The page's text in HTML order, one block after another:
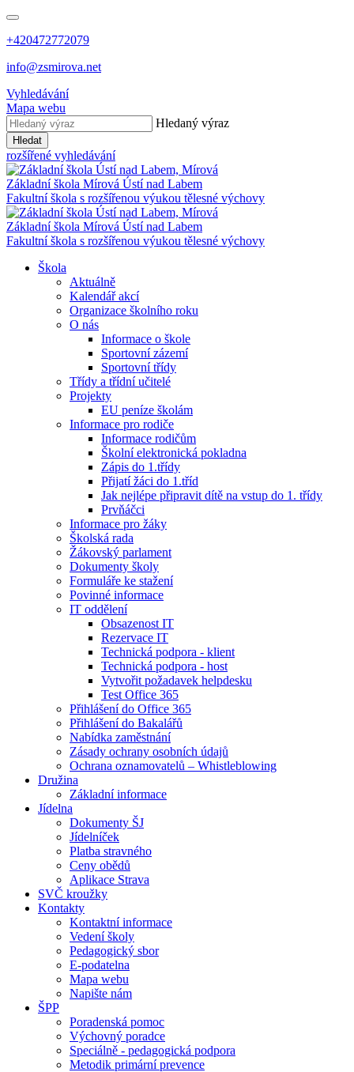
+420472772079
info@zsmirova.net
Vyhledávání
Mapa webu
Hledaný výraz
Hledat
rozšířené vyhledávání
Základní škola Mírová Ústí nad Labem
Fakultní škola s rozšířenou výukou tělesné výchovy
Základní škola Mírová Ústí nad Labem
Fakultní škola s rozšířenou výukou tělesné výchovy
Škola
Aktuálně
Kalendář akcí
Organizace školního roku
O nás
Informace o škole
Sportovní zázemí
Sportovní třídy
Třídy a třídní učitelé
Projekty
EU peníze školám
Informace pro rodiče
Informace rodičům
Školní elektronická pokladna
Zápis do 1.třídy
Přijatí žáci do 1.tříd
Jak nejlépe připravit dítě na vstup do 1. třídy
Prvňáčci
Informace pro žáky
Školská rada
Žákovský parlament
Dokumenty školy
Formuláře ke stažení
Povinné informace
IT oddělení
Obsazenost IT
Rezervace IT
Technická podpora - klient
Technická podpora - host
Vytvořit požadavek helpdesku
Test Office 365
Přihlášení do Office 365
Přihlášení do Bakalářů
Nabídka zaměstnání
Zásady ochrany osobních údajů
Ochrana oznamovatelů – Whistleblowing
Družina
Základní informace
Jídelna
Dokumenty ŠJ
Jídelníček
Platba stravného
Ceny obědů
Aplikace Strava
SVČ kroužky
Kontakty
Kontaktní informace
Vedení školy
Pedagogický sbor
E-podatelna
Mapa webu
Napište nám
ŠPP
Poradenská pomoc
Výchovný poradce
Speciálně - pedagogická podpora
Metodik primární prevence